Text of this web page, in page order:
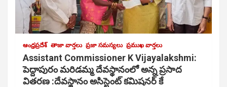
ఆంధ్రప్రదేశ్ తాజా వార్తలు ప్రజా సమస్యలు ప్రముఖ వార్తలు
Assistant Commissioner K Vijayalakshmi:
పెద్దాపురం మరిడమ్మ దేవస్థానంలో అన్న ప్రసాద
వితరణ :దేవస్థానం అసిస్టెంట్ కమిషనర్ కే